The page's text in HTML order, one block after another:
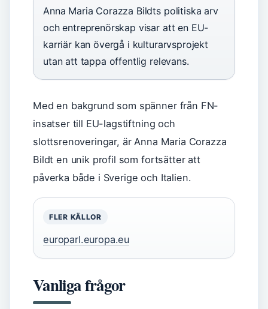
Anna Maria Corazza Bildts politiska arv
och entreprenörskap visar att en EU-
karriär kan övergå i kulturarvsprojekt
utan att tappa offentlig relevans.
Med en bakgrund som spänner från FN-
insatser till EU-lagstiftning och
slottsrenoveringar, är Anna Maria Corazza
Bildt en unik profil som fortsätter att
påverka både i Sverige och Italien.
FLER KÄLLOR
europarl.europa.eu
Vanliga frågor